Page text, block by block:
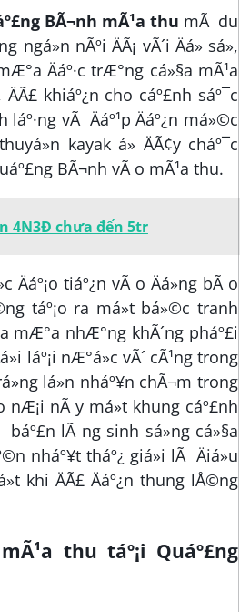
BÃ¬nh mÃ¹a thu mÃ du
nÃºi ÄÃ¡ vÃ´i Äá» sá»,
Äáº·c trÆ°ng cá»§a mÃ¹a
khiáº¿n cho cáº£nh sáº¯c
vÃ Äáº¹p Äáº¿n má»©c
kayak á» ÄÃ¢y cháº¯c
BÃ¬nh vÃ o mÃ¹a thu.
4N3Đ chưa đến 5tr
Äáº¡o tiáº¿n vÃ o Äá»ng bÃ o
táº¡o ra má»t bá»©c tranh
mÆ°a nhÆ°ng khÃ´ng pháº£i
láº¡i nÆ°á»c vÃ´ cÃ¹ng trong
lá»n nháº¥n chÃ¬m trong
nÆ¡i nÃ y má»t khung cáº£nh
báº£n lÃ ng sinh sá»ng cá»§a
nháº¥t tháº¿ giá»i lÃ Äiá»u
khi ÄÃ£ Äáº¿n thung lÅ©ng
thu táº¡i Quáº£ng